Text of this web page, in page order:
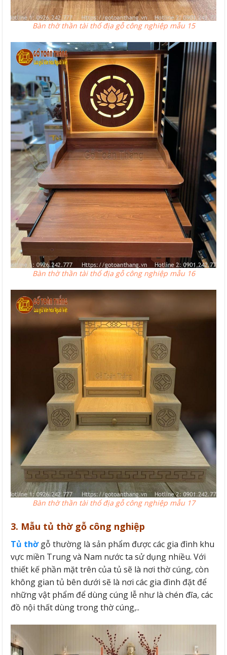
Bàn thờ thần tài thổ địa gỗ công nghiệp mẫu 15
Bàn thờ thần tài thổ địa gỗ công nghiệp mẫu 16
Bàn thờ thần tài thổ địa gỗ công nghiệp mẫu 17
3. Mẫu tủ thờ gỗ công nghiệp
Tủ thờgỗ thường là sản phẩm được các gia đình khu
vực miền Trung và Nam nước ta sử dụng nhiều. Với
thiết kế phần mặt trên của tủ sẽ là nơi thờ cúng, còn
không gian tủ bên dưới sẽ là nơi các gia đình đặt để
những vật phẩm để dùng cúng lễ như là chén đĩa, các
đồ nội thất dùng trong thờ cúng,..